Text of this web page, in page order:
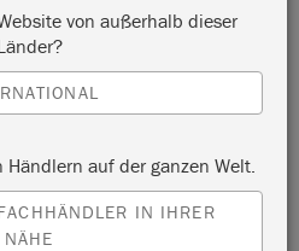
Ford
Ford created this fun, colourful
Chalk Paint® in complementary
and blue.
von außerhalb dieser
Händlern auf der ganzen Welt.
IN IHRER
NÄHE